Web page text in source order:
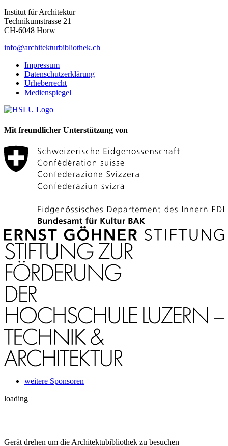
Institut für Architektur
Technikumstrasse 21
CH-6048 Horw
info@architekturbibliothek.ch
Impressum
Datenschutzerklärung
Urheberrecht
Medienspiegel
Mit freundlicher Unterstützung von
weitere Sponsoren
loading
Gerät drehen um die Architektubibliothek zu besuchen